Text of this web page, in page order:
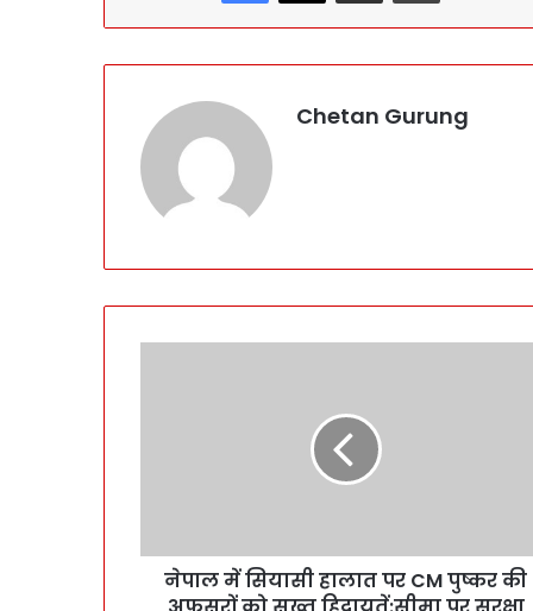
Chetan Gurung
ला
नेपाल में सियासी हालात पर CM पुष्कर की